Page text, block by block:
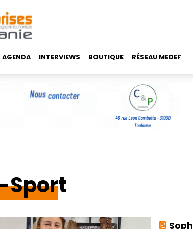
AGENDA INTERVIEWS BOUTIQUE RÉSEAU MEDEF
Sport